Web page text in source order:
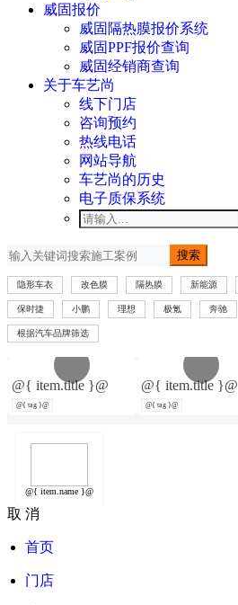
威固报价
威固隔热膜报价系统
威固PPF报价查询
威固经销商查询
关于车艺尚
线下门店
咨询预约
热线电话
网站导航
车艺尚的历史
电子质保系统
搜索
隐形车衣 改色膜 隔热膜 新能源
保时捷 小鹏 理想 极氪 奔驰
根据汽车品牌筛选
@{ item.title }@
@{ tag }@
@{ item.title }@
@{ tag }@
@{ item.name }@
取 消
首页
门店